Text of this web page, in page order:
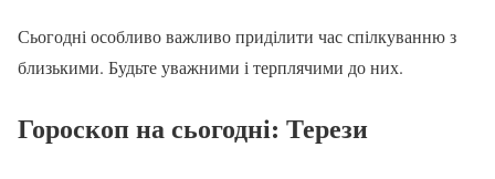
Сьогодні особливо важливо приділити час спілкуванню з
близькими. Будьте уважними і терплячими до них.
Гороскоп на сьогодні: Терези